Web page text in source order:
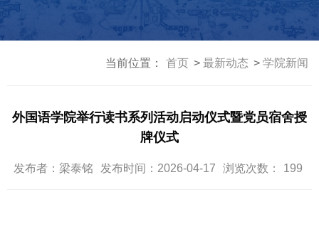
当前位置： 首页 最新动态 学院新闻
外国语学院举行读书系列活动启动仪式暨党员宿舍授
牌仪式
发布者：梁泰铭 发布时间：2026-04-17 浏览次数： 199